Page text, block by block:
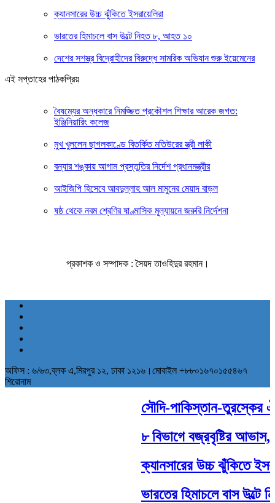
ক্যানসারের উচ্চ ঝুঁকিতে ইসরায়েলিরা
ভারতের হিমাচলে বাস উল্টে নিহত ৮, আহত ১০
দেশের সশস্ত্র বিদ্রোহীদের বিরুদ্ধে সামরিক অভিযান শুরু ইয়েমেনের
এই সপ্তাহের পাঠকপ্রিয়
বৈষম্যের অন্ধকারে নিমজ্জিত প্রকৌশল শিক্ষার আরেক জগত:
ইঞ্জিনিয়ারিং কলেজ
মুখ খুললেন ছাগলকাণ্ডে বিতর্কিত মতিউরের স্ত্রী লাকী
বন্যার শঙ্কায় আগাম প্রস্তুতির নির্দেশ প্রধানমন্ত্রীর
আইজিপি হিসেবে আবদুল্লাহ আল মামুনের মেয়াদ বাড়ল
ষষ্ঠ থেকে নবম শ্রেণির ষাণ্মাসিক মূল্যায়নে জরুরি নির্দেশনা
প্রকাশক ও সম্পাদক : সৈয়দ তাওহিদুর রহমান।
অফিস : ৬/৬৩,ব্লক এ,মিরপুর ১২, ঢাকা ১২১৬।মোবাইল +৮৮০১৬৭০১৫৫৪৬৭
শিরোনাম
সৌদি-পাকিস্তান-তুরস্কের
৮ বিভাগে বজ্রবৃষ্টির আভাস,
ক্যানসারের উচ্চ ঝুঁকিতে
ভারতের হিমাচলে বাস উল্টে